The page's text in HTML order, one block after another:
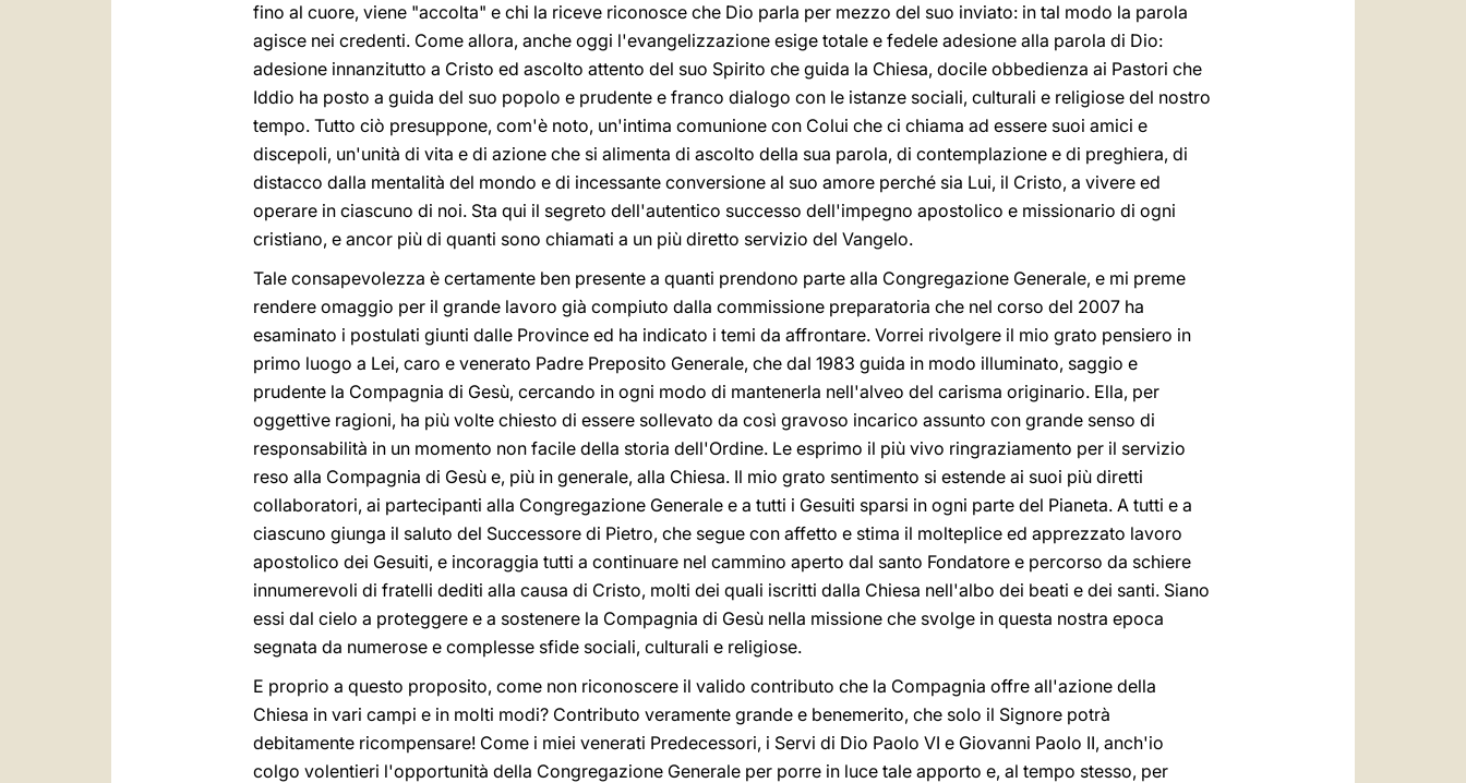
fino al cuore, viene "accolta" e chi la riceve riconosce che Dio parla per mezzo del suo inviato: in tal modo la parola
agisce nei credenti. Come allora, anche oggi l'evangelizzazione esige totale e fedele adesione alla parola di Dio:
adesione innanzitutto a Cristo ed ascolto attento del suo Spirito che guida la Chiesa, docile obbedienza ai Pastori che
Iddio ha posto a guida del suo popolo e prudente e franco dialogo con le istanze sociali, culturali e religiose del nostro
tempo. Tutto ciò presuppone, com'è noto, un'intima comunione con Colui che ci chiama ad essere suoi amici e
discepoli, un'unità di vita e di azione che si alimenta di ascolto della sua parola, di contemplazione e di preghiera, di
distacco dalla mentalità del mondo e di incessante conversione al suo amore perché sia Lui, il Cristo, a vivere ed
operare in ciascuno di noi. Sta qui il segreto dell'autentico successo dell'impegno apostolico e missionario di ogni
cristiano, e ancor più di quanti sono chiamati a un più diretto servizio del Vangelo.
Tale consapevolezza è certamente ben presente a quanti prendono parte alla Congregazione Generale, e mi preme
rendere omaggio per il grande lavoro già compiuto dalla commissione preparatoria che nel corso del 2007 ha
esaminato i postulati giunti dalle Province ed ha indicato i temi da affrontare. Vorrei rivolgere il mio grato pensiero in
primo luogo a Lei, caro e venerato Padre Preposito Generale, che dal 1983 guida in modo illuminato, saggio e
prudente la Compagnia di Gesù, cercando in ogni modo di mantenerla nell'alveo del carisma originario. Ella, per
oggettive ragioni, ha più volte chiesto di essere sollevato da così gravoso incarico assunto con grande senso di
responsabilità in un momento non facile della storia dell'Ordine. Le esprimo il più vivo ringraziamento per il servizio
reso alla Compagnia di Gesù e, più in generale, alla Chiesa. Il mio grato sentimento si estende ai suoi più diretti
collaboratori, ai partecipanti alla Congregazione Generale e a tutti i Gesuiti sparsi in ogni parte del Pianeta. A tutti e a
ciascuno giunga il saluto del Successore di Pietro, che segue con affetto e stima il molteplice ed apprezzato lavoro
apostolico dei Gesuiti, e incoraggia tutti a continuare nel cammino aperto dal santo Fondatore e percorso da schiere
innumerevoli di fratelli dediti alla causa di Cristo, molti dei quali iscritti dalla Chiesa nell'albo dei beati e dei santi. Siano
essi dal cielo a proteggere e a sostenere la Compagnia di Gesù nella missione che svolge in questa nostra epoca
segnata da numerose e complesse sfide sociali, culturali e religiose.
E proprio a questo proposito, come non riconoscere il valido contributo che la Compagnia offre all'azione della
Chiesa in vari campi e in molti modi? Contributo veramente grande e benemerito, che solo il Signore potrà
debitamente ricompensare! Come i miei venerati Predecessori, i Servi di Dio Paolo VI e Giovanni Paolo II, anch'io
colgo volentieri l'opportunità della Congregazione Generale per porre in luce tale apporto e, al tempo stesso, per